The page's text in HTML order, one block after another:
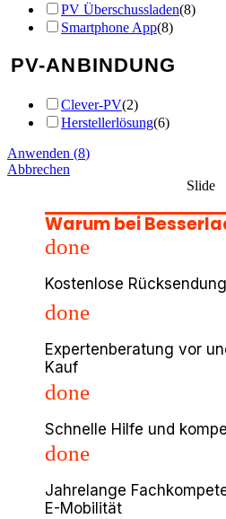
PV Überschussladen(8)
Smartphone App(8)
PV-ANBINDUNG
Clever-PV(2)
Herstellerlösung(6)
Anwenden (8)
Abbrechen
Slide
Warum bei
done
Kostenlose Rücksendung
done
Expertenberatung vor
Kauf
done
Schnelle Hilfe und
done
Jahrelange
E-Mobilität